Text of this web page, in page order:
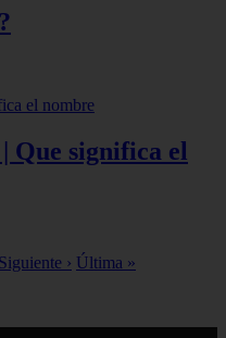
Que significa el
Siguiente › Última »